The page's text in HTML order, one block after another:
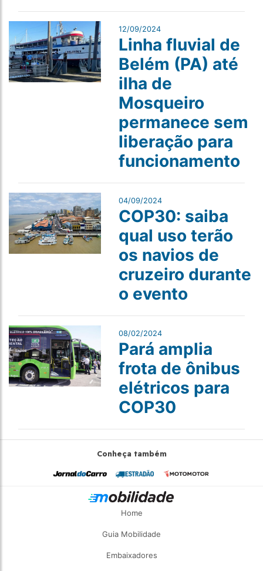
12/09/2024
Linha fluvial de
Belém (PA) até
ilha de
Mosqueiro
permanece sem
liberação para
funcionamento
04/09/2024
COP30: saiba
qual uso terão
os navios de
cruzeiro durante
o evento
08/02/2024
Pará amplia
frota de ônibus
elétricos para
COP30
Conheça também
Home
Guia Mobilidade
Embaixadores